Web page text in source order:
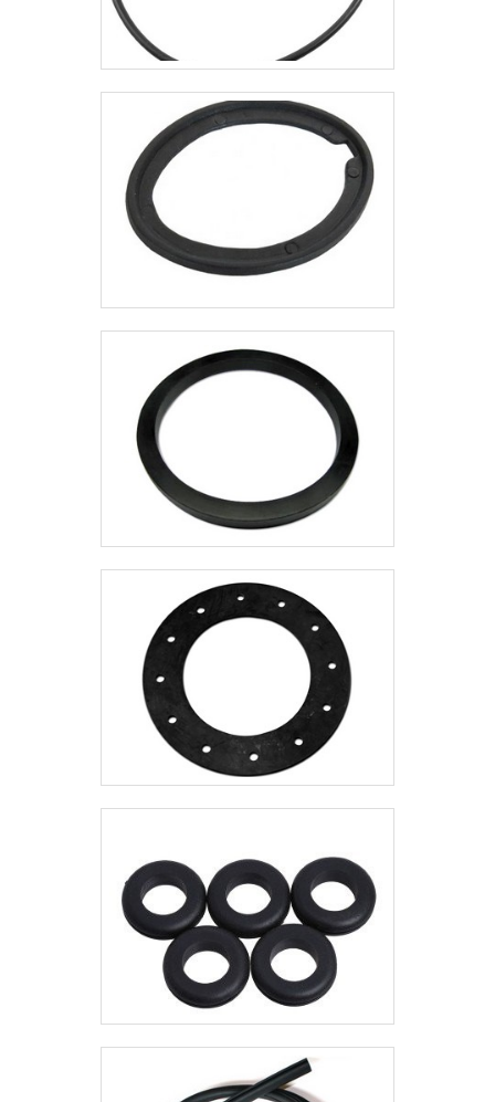
Comércio de União Rotativa é uma
empresa com mais de 10 anos de
experiência, e é capaz de atender a
nível nacional. Comprometida com a
qualidade e satisfação de seus
clientes, atende os mais diversos
segmentos da indústria, com sua
alta qualidade e
profissionalismo. Suas peças são
fabricadas no Brasil, logo não estão
preço, e, como resultado, a
empresa consegue oferecer peças
sob medida a um baixo custo, com a
maior garantia do mercado e
entregas em até 15 dias. Solicite já
um orçamento!.